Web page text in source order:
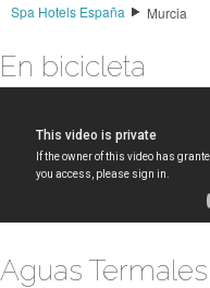
Spa Hotels España
Murcia
En bicicleta
Aguas Termales